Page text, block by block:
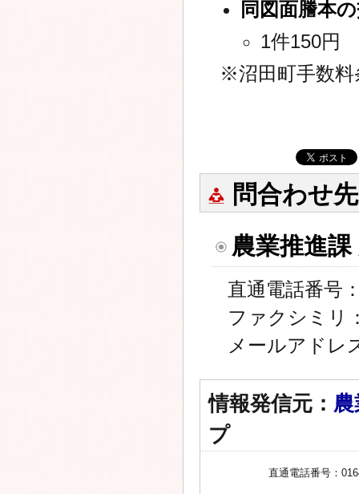
同図面謄本
1件150円
※沼田町手数料
問合わせ
農業推進
直通電話番号
ファクシミリ
メールアドレ
情報発信元：
プ
直通電話番号：